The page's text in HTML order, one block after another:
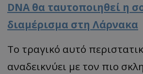
DNA θα ταυτοποιηθεί η
διαμέρισμα στη Λάρνακα
Το τραγικό αυτό
αναδεικνύει με τον πιο